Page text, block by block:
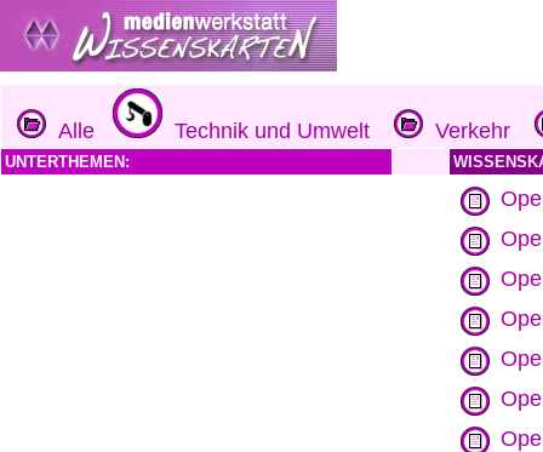
Alle Technik und Umwelt Verkehr
UNTERTHEMEN: